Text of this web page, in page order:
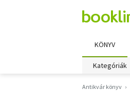
KÖNYV
Kategóriák
Antikvár könyv